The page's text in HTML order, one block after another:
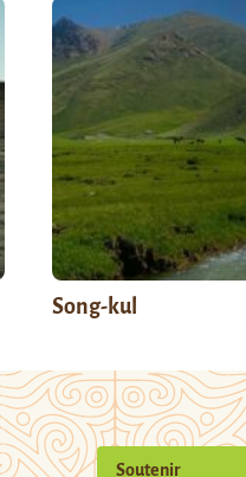
Song-kul
Soutenir